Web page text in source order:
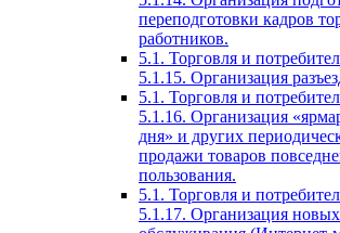
переподготовки кадров
работников.
5.1. Торговля и
5.1.15. Организация
5.1. Торговля и
5.1.16. Организация
дня» и других
продажи товаров
пользования.
5.1. Торговля и
5.1.17. Организация